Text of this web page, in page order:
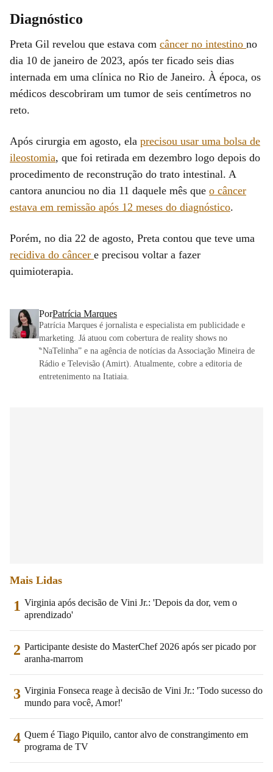
Diagnóstico
Preta Gil revelou que estava com câncer no intestino no
dia 10 de janeiro de 2023, após ter ficado seis dias
internada em uma clínica no Rio de Janeiro. À época, os
médicos descobriram um tumor de seis centímetros no
reto.
Após cirurgia em agosto, ela precisou usar uma bolsa de
ileostomia, que foi retirada em dezembro logo depois do
procedimento de reconstrução do trato intestinal. A
cantora anunciou no dia 11 daquele mês que o câncer
estava em remissão após 12 meses do diagnóstico.
Porém, no dia 22 de agosto, Preta contou que teve uma
recidiva do câncer e precisou voltar a fazer
quimioterapia.
PorPatrícia Marques
Patrícia Marques é jornalista e especialista em publicidade e
marketing. Já atuou com cobertura de reality shows no
‶NaTelinha” e na agência de notícias da Associação Mineira de
Rádio e Televisão (Amirt). Atualmente, cobre a editoria de
entretenimento na Itatiaia.
Mais Lidas
1 Virginia após decisão de Vini Jr.: 'Depois da dor, vem o
aprendizado'
2 Participante desiste do MasterChef 2026 após ser picado por
aranha-marrom
3 Virginia Fonseca reage à decisão de Vini Jr.: 'Todo sucesso do
mundo para você, Amor!'
4 Quem é Tiago Piquilo, cantor alvo de constrangimento em
programa de TV